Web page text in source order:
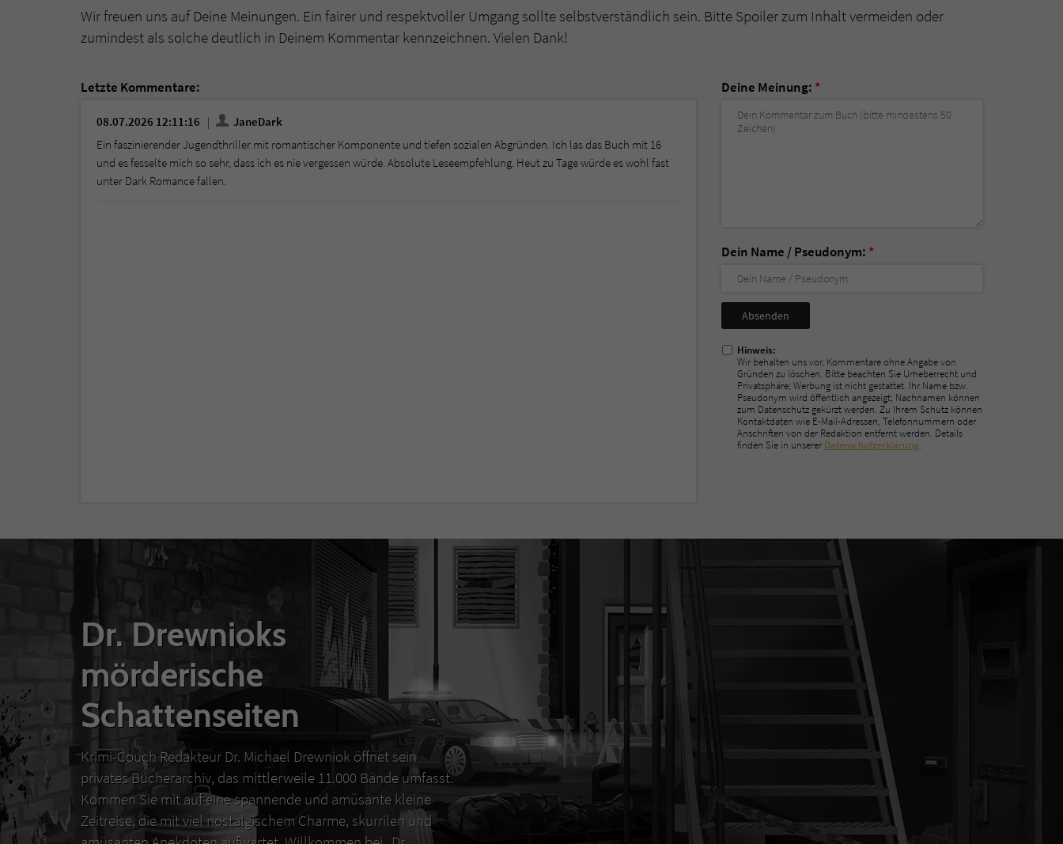
Wir freuen uns auf Deine Meinungen. Ein fairer und respektvoller Umgang sollte selbstverständlich sein. Bitte Spoiler zum Inhalt vermeiden oder
zumindest als solche deutlich in Deinem Kommentar kennzeichnen. Vielen Dank!
Letzte Kommentare:
08.07.2026 12:11:16
JaneDark
Ein faszinierender Jugendthriller mit romantischer Komponente und tiefen sozialen Abgründen. Ich las das Buch mit 16
und es fesselte mich so sehr, dass ich es nie vergessen würde. Absolute Leseempfehlung. Heut zu Tage würde es wohl fast
unter Dark Romance fallen.
Deine Meinung: *
Dein Name / Pseudonym: *
Nicht
ausfüllen!
Hinweis:
Wir behalten uns vor, Kommentare ohne Angabe von
Gründen zu löschen. Bitte beachten Sie Urheberrecht und
Privatsphäre; Werbung ist nicht gestattet. Ihr Name bzw.
Pseudonym wird öffentlich angezeigt; Nachnamen können
zum Datenschutz gekürzt werden. Zu Ihrem Schutz können
Kontaktdaten wie E-Mail-Adressen, Telefonnummern oder
Anschriften von der Redaktion entfernt werden. Details
finden Sie in unserer Datenschutzerklärung.
Dr. Drewnioks
mörderische
Schattenseiten
Krimi-Couch Redakteur Dr. Michael Drewniok öffnet sein
privates Bücherarchiv, das mittlerweile 11.000 Bände umfasst.
Kommen Sie mit auf eine spannende und amüsante kleine
Zeitreise, die mit viel nostalgischem Charme, skurrilen und